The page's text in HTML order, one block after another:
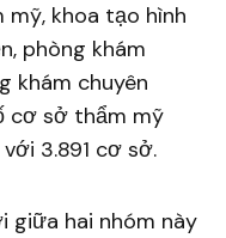
khoa tạo hình
phòng khám
khám chuyên
cơ sở thẩm mỹ
3.891 cơ sở.
giữa hai nhóm này